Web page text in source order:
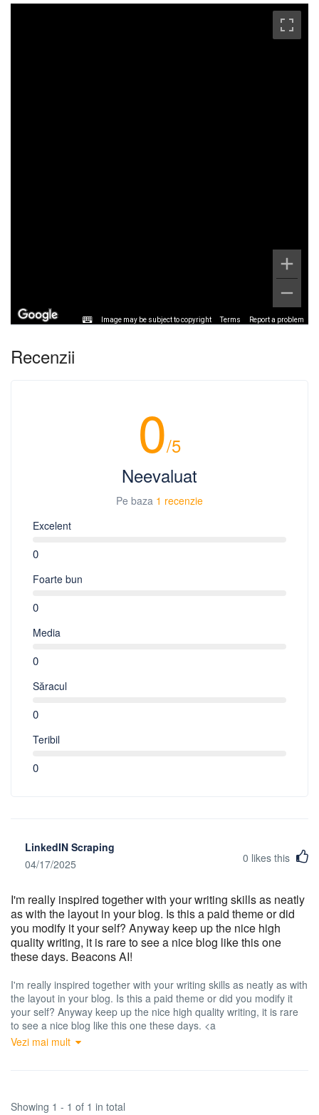
Image may be subject to copyright Terms Report a problem
Recenzii
0/5
Neevaluat
Pe baza 1 recenzie
Excelent
0
Foarte bun
0
Media
0
Săracul
0
Teribil
0
LinkedIN Scraping
04/17/2025
0 likes this
I'm really inspired together with your writing skills as neatly
as with the layout in your blog. Is this a paid theme or did
you modify it your self? Anyway keep up the nice high
quality writing, it is rare to see a nice blog like this one
these days. Beacons AI!
I'm really inspired together with your writing skills as neatly as with
the layout in your blog. Is this a paid theme or did you modify it
your self? Anyway keep up the nice high quality writing, it is rare
to see a nice blog like this one these days. <a
href="https://www.reddit.com/r/LovedByCreators/comments/
Vezi mai mult
Showing 1 - 1 of 1 in total